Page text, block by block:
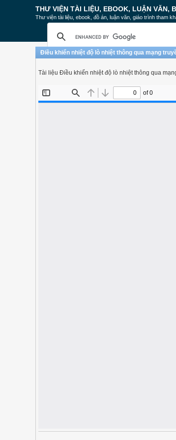
THƯ VIỆN TÀI LIỆU, EBOOK, LUẬN VĂN,
Thư viện tài liệu, ebook, đồ án, luận văn, giáo trình tham
Điều khiển nhiệt độ lò nhiệt thông qua mạng
Tài liệu Điều khiển nhiệt độ lò nhiệt thông qua